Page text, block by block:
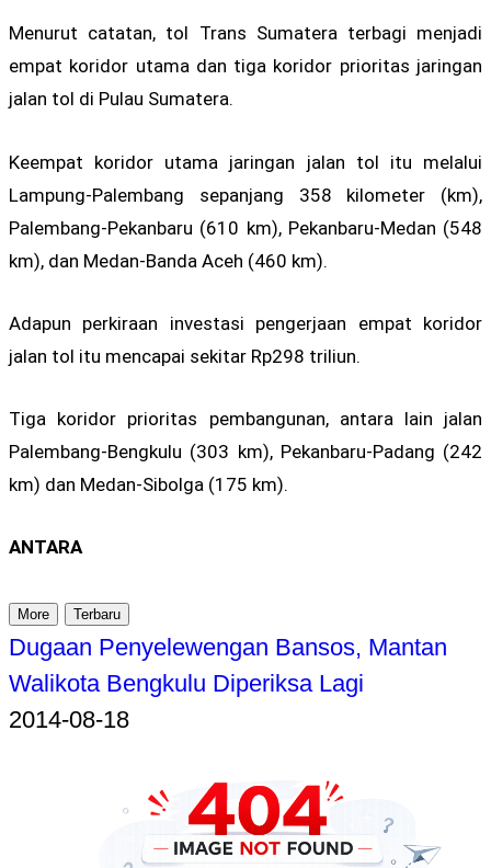
Menurut catatan, tol Trans Sumatera terbagi menjadi
empat koridor utama dan tiga koridor prioritas jaringan
jalan tol di Pulau Sumatera.
Keempat koridor utama jaringan jalan tol itu melalui
Lampung-Palembang sepanjang 358 kilometer (km),
Palembang-Pekanbaru (610 km), Pekanbaru-Medan (548
km), dan Medan-Banda Aceh (460 km).
Adapun perkiraan investasi pengerjaan empat koridor
jalan tol itu mencapai sekitar Rp298 triliun.
Tiga koridor prioritas pembangunan, antara lain jalan
Palembang-Bengkulu (303 km), Pekanbaru-Padang (242
km) dan Medan-Sibolga (175 km).
ANTARA
More Terbaru
Dugaan Penyelewengan Bansos, Mantan
Walikota Bengkulu Diperiksa Lagi
2014-08-18